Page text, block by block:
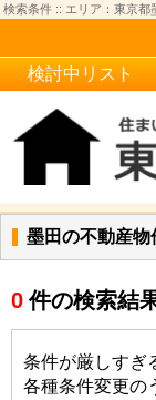
検索条件 :: エリア：東京都
検討中リスト
墨田の不動産物
0 件の検索結
条件が厳しすぎ
各種条件変更の